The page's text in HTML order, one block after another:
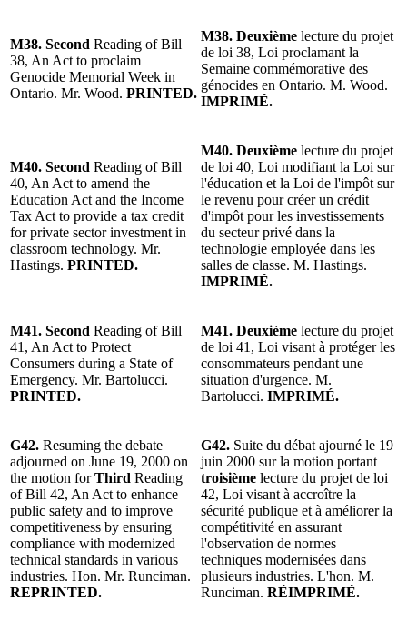
M38. Second Reading of Bill
38, An Act to proclaim
Genocide Memorial Week in
Ontario. Mr. Wood. PRINTED.
M38. Deuxième lecture du projet
de loi 38, Loi proclamant la
Semaine commémorative des
génocides en Ontario. M. Wood.
IMPRIMÉ.
M40. Second Reading of Bill
40, An Act to amend the
Education Act and the Income
Tax Act to provide a tax credit
for private sector investment in
classroom technology. Mr.
Hastings. PRINTED.
M40. Deuxième lecture du projet
de loi 40, Loi modifiant la Loi sur
l'éducation et la Loi de l'impôt sur
le revenu pour créer un crédit
d'impôt pour les investissements
du secteur privé dans la
technologie employée dans les
salles de classe. M. Hastings.
IMPRIMÉ.
M41. Second Reading of Bill
41, An Act to Protect
Consumers during a State of
Emergency. Mr. Bartolucci.
PRINTED.
M41. Deuxième lecture du projet
de loi 41, Loi visant à protéger les
consommateurs pendant une
situation d'urgence. M.
Bartolucci. IMPRIMÉ.
G42. Resuming the debate
adjourned on June 19, 2000 on
the motion forThird Reading
of Bill 42, An Act to enhance
public safety and to improve
competitiveness by ensuring
compliance with modernized
technical standards in various
industries. Hon. Mr. Runciman.
REPRINTED.
G42. Suite du débat ajourné le 19
juin 2000 sur la motion portant
troisième lecture du projet de loi
42, Loi visant à accroître la
sécurité publique et à améliorer la
compétitivité en assurant
l'observation de normes
techniques modernisées dans
plusieurs industries. L'hon. M.
Runciman. RÉIMPRIMÉ.